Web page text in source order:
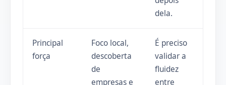
dela.
Principal
força
Foco local,
descoberta
de
empresas e
É preciso
validar a
fluidez
entre